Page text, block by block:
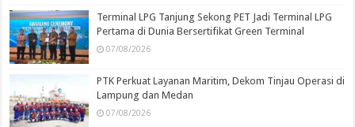
Terminal LPG Tanjung Sekong PET Jadi Terminal LPG
Pertama di Dunia Bersertifikat Green Terminal
07/08/2026
PTK Perkuat Layanan Maritim, Dekom Tinjau Operasi di
Lampung dan Medan
07/08/2026